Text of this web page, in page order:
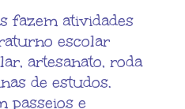
fazem atividades
escolar
artesanato, roda
de estudos.
passeios e